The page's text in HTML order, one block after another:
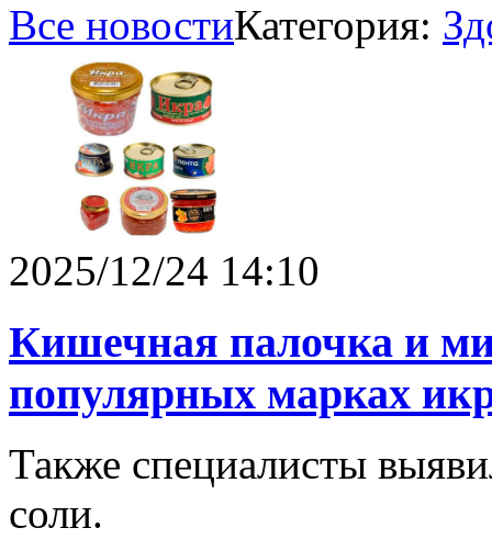
Все новостиКатегория:
2025/12/24 14:10
Кишечная палочка и
популярных марках
Также специалисты
соли.